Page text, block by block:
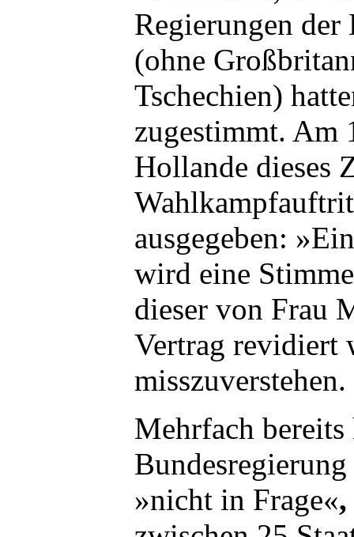
Regierungen
(ohne
Tschechien)
zugestimmt. Am
Hollande dieses
ausgegeben:
wird eine
dieser von Frau
Vertrag revidiert
misszuverstehen.
Mehrfach bereits
»nicht in Frage«,